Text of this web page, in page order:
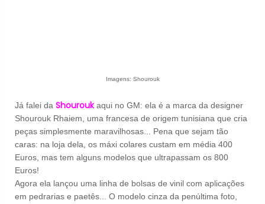
Imagens: Shourouk
Já falei da Shouroukaqui no GM: ela é a marca da designer
Shourouk Rhaiem, uma francesa de origem tunisiana que cria
peças simplesmente maravilhosas... Pena que sejam tão
caras: na loja dela, os máxi colares custam em média 400
Euros, mas tem alguns modelos que ultrapassam os 800
Euros!
Agora ela lançou uma linha de bolsas de vinil com aplicações
em pedrarias e paetês... O modelo cinza da penúltima foto,